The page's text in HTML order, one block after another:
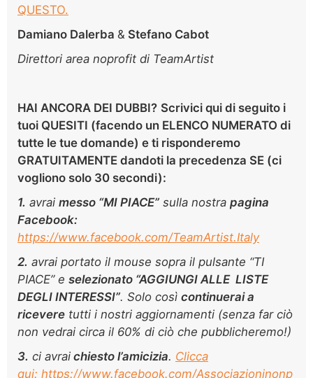
QUESTO.
Damiano Dalerba & Stefano Cabot
Direttori area noprofit di TeamArtist
HAI ANCORA DEI DUBBI? Scrivici qui di seguito i
tuoi QUESITI (facendo un ELENCO NUMERATO di
tutte le tue domande) e ti risponderemo
GRATUITAMENTE dandoti la precedenza SE (ci
vogliono solo 30 secondi):
1. avrai messo “MI PIACE” sulla nostra pagina
Facebook:
https://www.facebook.com/TeamArtist.Italy
2. avrai portato il mouse sopra il pulsante “TI
PIACE” e selezionato “AGGIUNGI ALLE LISTE
DEGLI INTERESSI”. Solo così continuerai a
ricevere tutti i nostri aggiornamenti (senza far ciò
non vedrai circa il 60% di ciò che pubblicheremo!)
3. ci avrai chiesto l’amicizia. Clicca
qui: https://www.facebook.com/Associazioninonp